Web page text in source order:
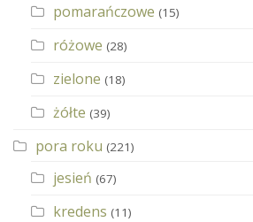
pomarańczowe (15)
różowe (28)
zielone (18)
żółte (39)
pora roku (221)
jesień (67)
kredens (11)